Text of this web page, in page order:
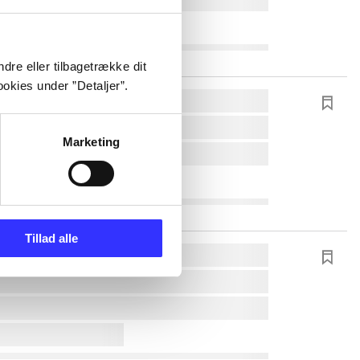
eller tilbagetrække dit
under ”Detaljer”.
Marketing
Tillad alle